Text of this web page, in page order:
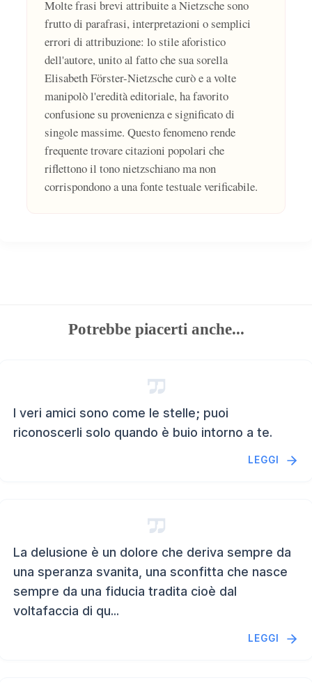
Molte frasi brevi attribuite a Nietzsche sono
frutto di parafrasi, interpretazioni o semplici
errori di attribuzione: lo stile aforistico
dell'autore, unito al fatto che sua sorella
Elisabeth Förster-Nietzsche curò e a volte
manipolò l'eredità editoriale, ha favorito
confusione su provenienza e significato di
singole massime. Questo fenomeno rende
frequente trovare citazioni popolari che
riflettono il tono nietzschiano ma non
corrispondono a una fonte testuale verificabile.
Potrebbe piacerti anche...
I veri amici sono come le stelle; puoi
riconoscerli solo quando è buio intorno a te.
LEGGI
La delusione è un dolore che deriva sempre da
una speranza svanita, una sconfitta che nasce
sempre da una fiducia tradita cioè dal
voltafaccia di qu...
LEGGI